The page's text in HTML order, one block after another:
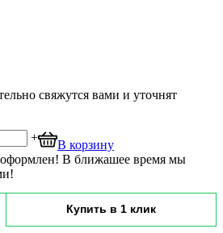
свяжутся вами и уточнят
+
В корзину
оформлен! В ближашее время мы